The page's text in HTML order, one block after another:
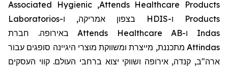
Attends Healthcare Products
,
Associated Hygienic
Products
ו-HDIS בצפון אמריקה, ו-Laboratorios
Indas ו-Attends Healthcare ABבאירופה. חברת
Attindas מתכננת, מייצרת ומשווקת מוצרי היגיינה סופגים עבור
ארה"ב, קנדה, אירופה ושווקי יצוא ברחבי העולם. קווי העסקים